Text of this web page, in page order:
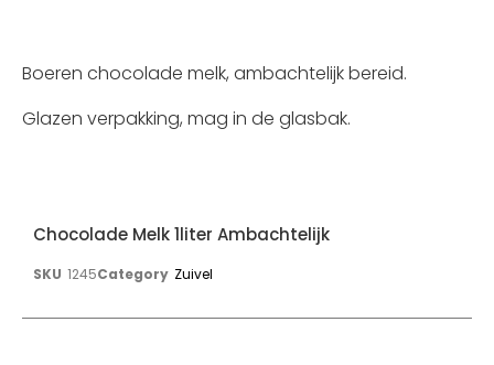
Boeren chocolade melk, ambachtelijk bereid.
Glazen verpakking, mag in de glasbak.
Chocolade Melk 1liter Ambachtelijk
SKU 1245Category Zuivel